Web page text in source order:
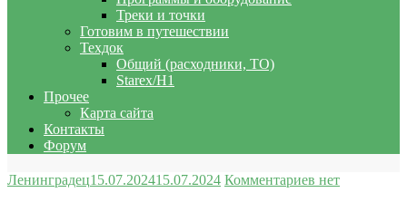
Треки и точки
Готовим в путешествии
Техдок
Общий (расходники, ТО)
Starex/H1
Прочее
Карта сайта
Контакты
Форум
Ленинградец15.07.202415.07.2024 Комментариев нет